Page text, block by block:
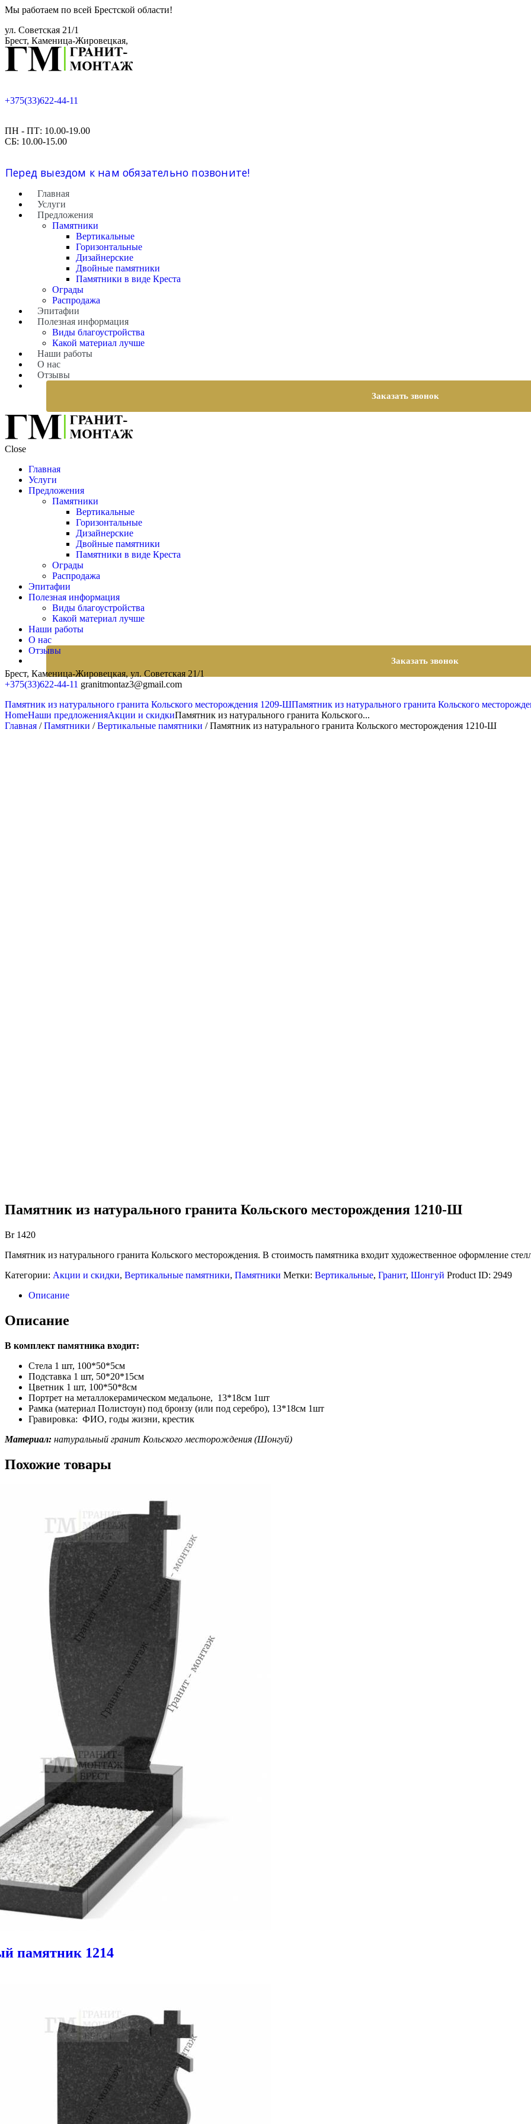
Мы работаем по всей Брестской области!
ул. Советская 21/1
Брест, Каменица-Жировецкая,
+375(33)622-44-11
ПН - ПТ: 10.00-19.00
СБ: 10.00-15.00
Перед выездом к нам обязательно позвоните!
Главная
Услуги
Предложения
Памятники
Вертикальные
Горизонтальные
Дизайнерские
Двойные памятники
Памятники в виде Креста
Ограды
Распродажа
Эпитафии
Полезная информация
Виды благоустройства
Какой материал лучше
Наши работы
О нас
Отзывы
Заказать звонок
Close
Главная
Услуги
Предложения
Памятники
Вертикальные
Горизонтальные
Дизайнерские
Двойные памятники
Памятники в виде Креста
Ограды
Распродажа
Эпитафии
Полезная информация
Виды благоустройства
Какой материал лучше
Наши работы
О нас
Отзывы
Заказать звонок
Брест, Каменица-Жировецкая, ул. Советская 21/1
+375(33)622-44-11 granitmontaz3@gmail.com
Памятник из натурального гранита Кольского месторождения 1209-ШПамятник из натурального гранита Кольского
HomeНаши предложенияАкции и скидкиПамятник из натурального гранита Кольского...
Главная /Памятники /Вертикальные памятники / Памятник из натурального гранита Кольского месторождения 1210-Ш
Памятник из натурального гранита Кольского месторождения 1210-Ш
Br1420
Памятник из натурального гранита Кольского месторождения. В стоимость памятника входит художественное оформление
Категории: Акции и скидки, Вертикальные памятники, Памятники Метки: Вертикальные, Гранит, Шонгуй Product ID: 2949
Описание
Описание
В комплект памятника входит:
Стела 1 шт, 100*50*5см
Подставка 1 шт, 50*20*15см
Цветник 1 шт, 100*50*8см
Портрет на металлокерамическом медальоне, 13*18см 1шт
Рамка (материал Полистоун) под бронзу (или под серебро), 13*18см 1шт
Гравировка: ФИО, годы жизни, крестик
Материал: натуральный гранит Кольского месторождения (Шонгуй)
Похожие товары
памятник 1214